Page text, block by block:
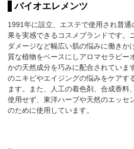
バイオエレメンツ
1991年に設立、エステで使用され普
果を実感できるコスメブランドです。
ダメージなど幅広い肌の悩みに働きか
質な植物をベースにしアロマセラピー
かの天然成分を巧みに配合されていま
のニキビやエイジングの悩みをケアす
ます。また、人工の着色剤、合成香料
使用せず、東洋ハーブや天然のエッセ
のために使用しています。